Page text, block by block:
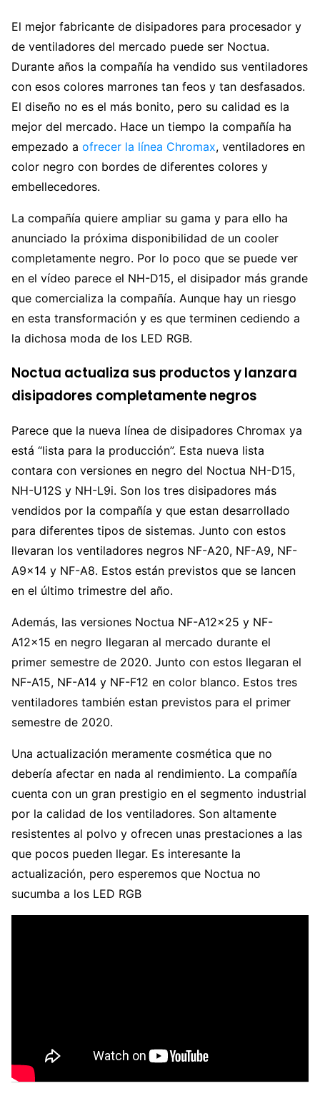
El mejor fabricante de disipadores para procesador y
de ventiladores del mercado puede ser Noctua.
Durante años la compañía ha vendido sus ventiladores
con esos colores marrones tan feos y tan desfasados.
El diseño no es el más bonito, pero su calidad es la
mejor del mercado. Hace un tiempo la compañía ha
empezado a ofrecer la línea Chromax, ventiladores en
color negro con bordes de diferentes colores y
embellecedores.
La compañía quiere ampliar su gama y para ello ha
anunciado la próxima disponibilidad de un cooler
completamente negro. Por lo poco que se puede ver
en el vídeo parece el NH-D15, el disipador más grande
que comercializa la compañía. Aunque hay un riesgo
en esta transformación y es que terminen cediendo a
la dichosa moda de los LED RGB.
Noctua actualiza sus productos y lanzara
disipadores completamente negros
Parece que la nueva línea de disipadores Chromax ya
está “lista para la producción”. Esta nueva lista
contara con versiones en negro del Noctua NH-D15,
NH-U12S y NH-L9i. Son los tres disipadores más
vendidos por la compañía y que estan desarrollado
para diferentes tipos de sistemas. Junto con estos
llevaran los ventiladores negros NF-A20, NF-A9, NF-
A9x14 y NF-A8. Estos están previstos que se lancen
en el último trimestre del año.
Además, las versiones Noctua NF-A12x25 y NF-
A12x15 en negro llegaran al mercado durante el
primer semestre de 2020. Junto con estos llegaran el
NF-A15, NF-A14 y NF-F12 en color blanco. Estos tres
ventiladores también estan previstos para el primer
semestre de 2020.
Una actualización meramente cosmética que no
debería afectar en nada al rendimiento. La compañía
cuenta con un gran prestigio en el segmento industrial
por la calidad de los ventiladores. Son altamente
resistentes al polvo y ofrecen unas prestaciones a las
que pocos pueden llegar. Es interesante la
actualización, pero esperemos que Noctua no
sucumba a los LED RGB